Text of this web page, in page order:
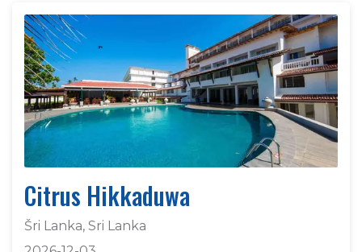
Citrus Hikkaduwa
Šri Lanka, Sri Lanka